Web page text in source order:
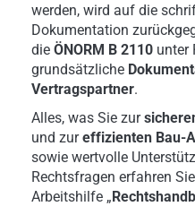
werden, wird auf die
Dokumentation
die ÖNORM B 2110 unter
grundsätzliche
Vertragspartner.
Alles, was Sie zur
und zureffizienten Bau-
sowie wertvolle
Rechtsfragen erfahren
Arbeitshilfe „